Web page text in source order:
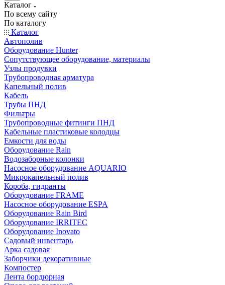
Каталог
По всему сайту
По каталогу
Каталог
Автополив
Оборудование Hunter
Сопутствующее оборудование, материалы
Узлы продувки
Трубопроводная арматура
Капельный полив
Кабель
Трубы ПНД
Фильтры
Трубопроводные фитинги ПНД
Кабельные пластиковые колодцы
Емкости для воды
Оборудование Rain
Водозаборные колонки
Насосное оборудование AQUARIO
Микрокапельный полив
Короба, гидранты
Оборудование FRAME
Насосное оборудование ESPA
Оборудование Rain Bird
Оборудование IRRITEC
Оборудование Inovato
Садовый инвентарь
Арка садовая
Заборчики декоративные
Компостер
Лента бордюрная